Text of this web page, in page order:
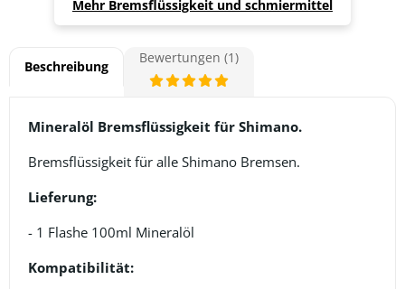
Mehr Bremsflüssigkeit und schmiermittel
Beschreibung
Bewertungen (1)
Mineralöl Bremsflüssigkeit für Shimano.
Bremsflüssigkeit für alle Shimano Bremsen.
Lieferung:
- 1 Flashe 100ml Mineralöl
Kompatibilität: